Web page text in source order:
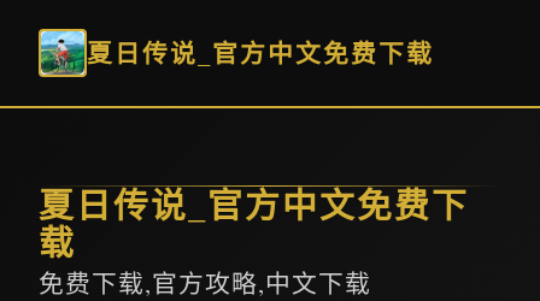
夏日传说_官方中文免费下载
夏日传说_官方中文免费下
载
免费下载,官方攻略,中文下载